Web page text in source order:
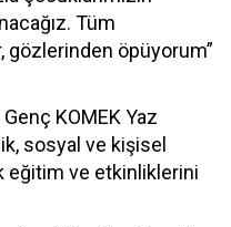
Tüm
gözlerinden öpüyorum”
KOMEK Yaz
sosyal ve kişisel
eğitim ve etkinliklerini